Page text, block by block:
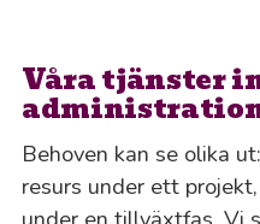
Våra tjänster
administration
Behoven kan se olika
resurs under ett